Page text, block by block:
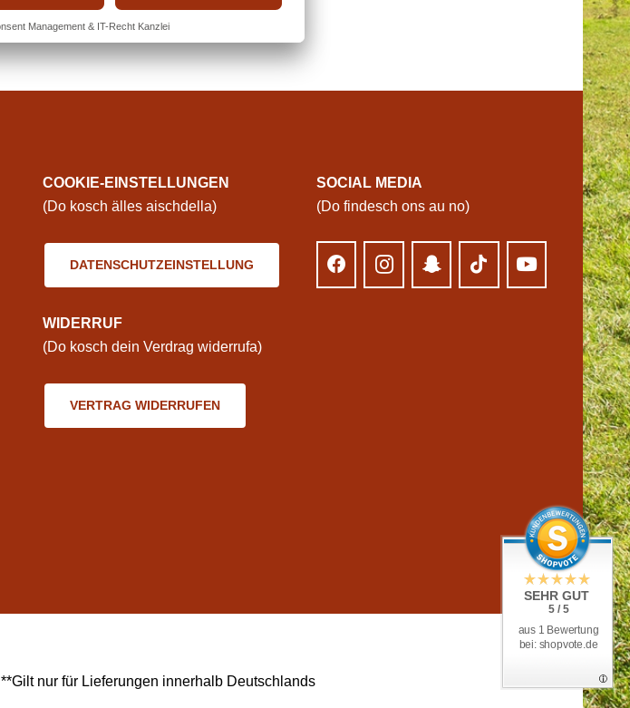
COOKIE-EINSTELLUNGEN
(Do kosch älles aischdella)
DATENSCHUTZEINSTELLUNG
WIDERRUF
(Do kosch dein Verdrag widerrufa)
VERTRAG WIDERRUFEN
SOCIAL MEDIA
(Do findesch ons au no)
**Gilt nur für Lieferungen innerhalb Deutschlands
SEHR GUT
5 / 5
aus 1 Bewertung
bei: shopvote.de